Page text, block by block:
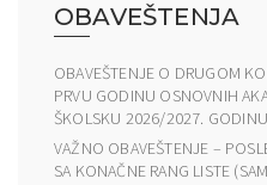
OBAVEŠTENJA
OBAVEŠTENJE O DRUGOM
PRVU GODINU OSNOVNIH
ŠKOLSKU 2026/2027. GODINU
VAŽNO OBAVEŠTENJE –
SA KONAČNE RANG LISTE